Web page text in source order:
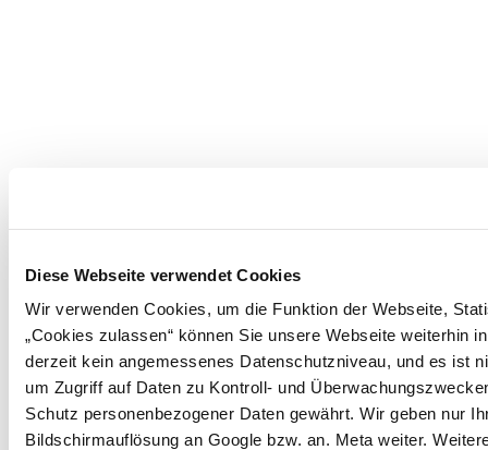
Diese Webseite verwendet Cookies
Wir verwenden Cookies, um die Funktion der Webseite,
„Cookies zulassen“ können Sie unsere Webseite weiterhin
derzeit kein angemessenes Datenschutzniveau, und es ist
um Zugriff auf Daten zu Kontroll- und
Schutz personenbezogener Daten gewährt. Wir geben nur
Bildschirmauflösung an Google bzw. an. Meta weiter.